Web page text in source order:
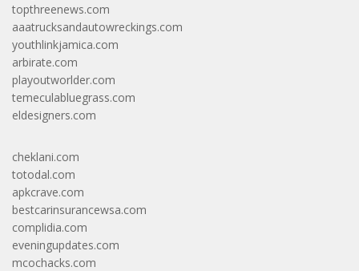
topthreenews.com
aaatrucksandautowreckings.com
youthlinkjamica.com
arbirate.com
playoutworlder.com
temeculabluegrass.com
eldesigners.com
cheklani.com
totodal.com
apkcrave.com
bestcarinsurancewsa.com
complidia.com
eveningupdates.com
mcochacks.com